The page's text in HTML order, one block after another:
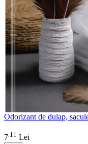
Odorizant de dulap,
7 11 Lei